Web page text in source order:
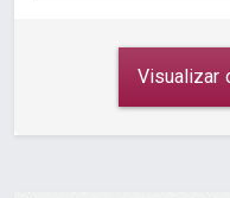
Visualizar